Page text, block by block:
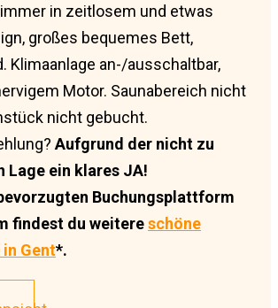
in zeitlosem und etwas
großes bequemes Bett,
Klimaanlage an-/ausschaltbar,
Motor. Saunabereich nicht
nicht gebucht.
Aufgrund der nicht zu
Lage ein klares JA!
Buchungsplattform
findest du weitereschöne
Gent*.